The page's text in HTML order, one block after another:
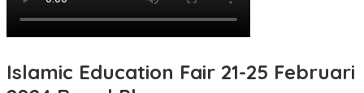
Islamic Education Fair 21-25 Februari